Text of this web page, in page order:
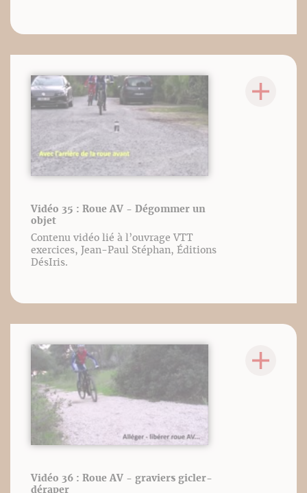
Vidéo 35 : Roue AV - Dégommer un
objet
Contenu vidéo lié à l’ouvrage VTT
exercices, Jean-Paul Stéphan, Éditions
DésIris.
Vidéo 36 : Roue AV - graviers gicler-
déraper